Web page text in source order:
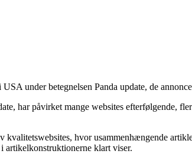
under betegnelsen Panda update, de
har påvirket mange websites efterfølgende,
hvor usammenhængende
artikelkonstruktionerne klart viser.